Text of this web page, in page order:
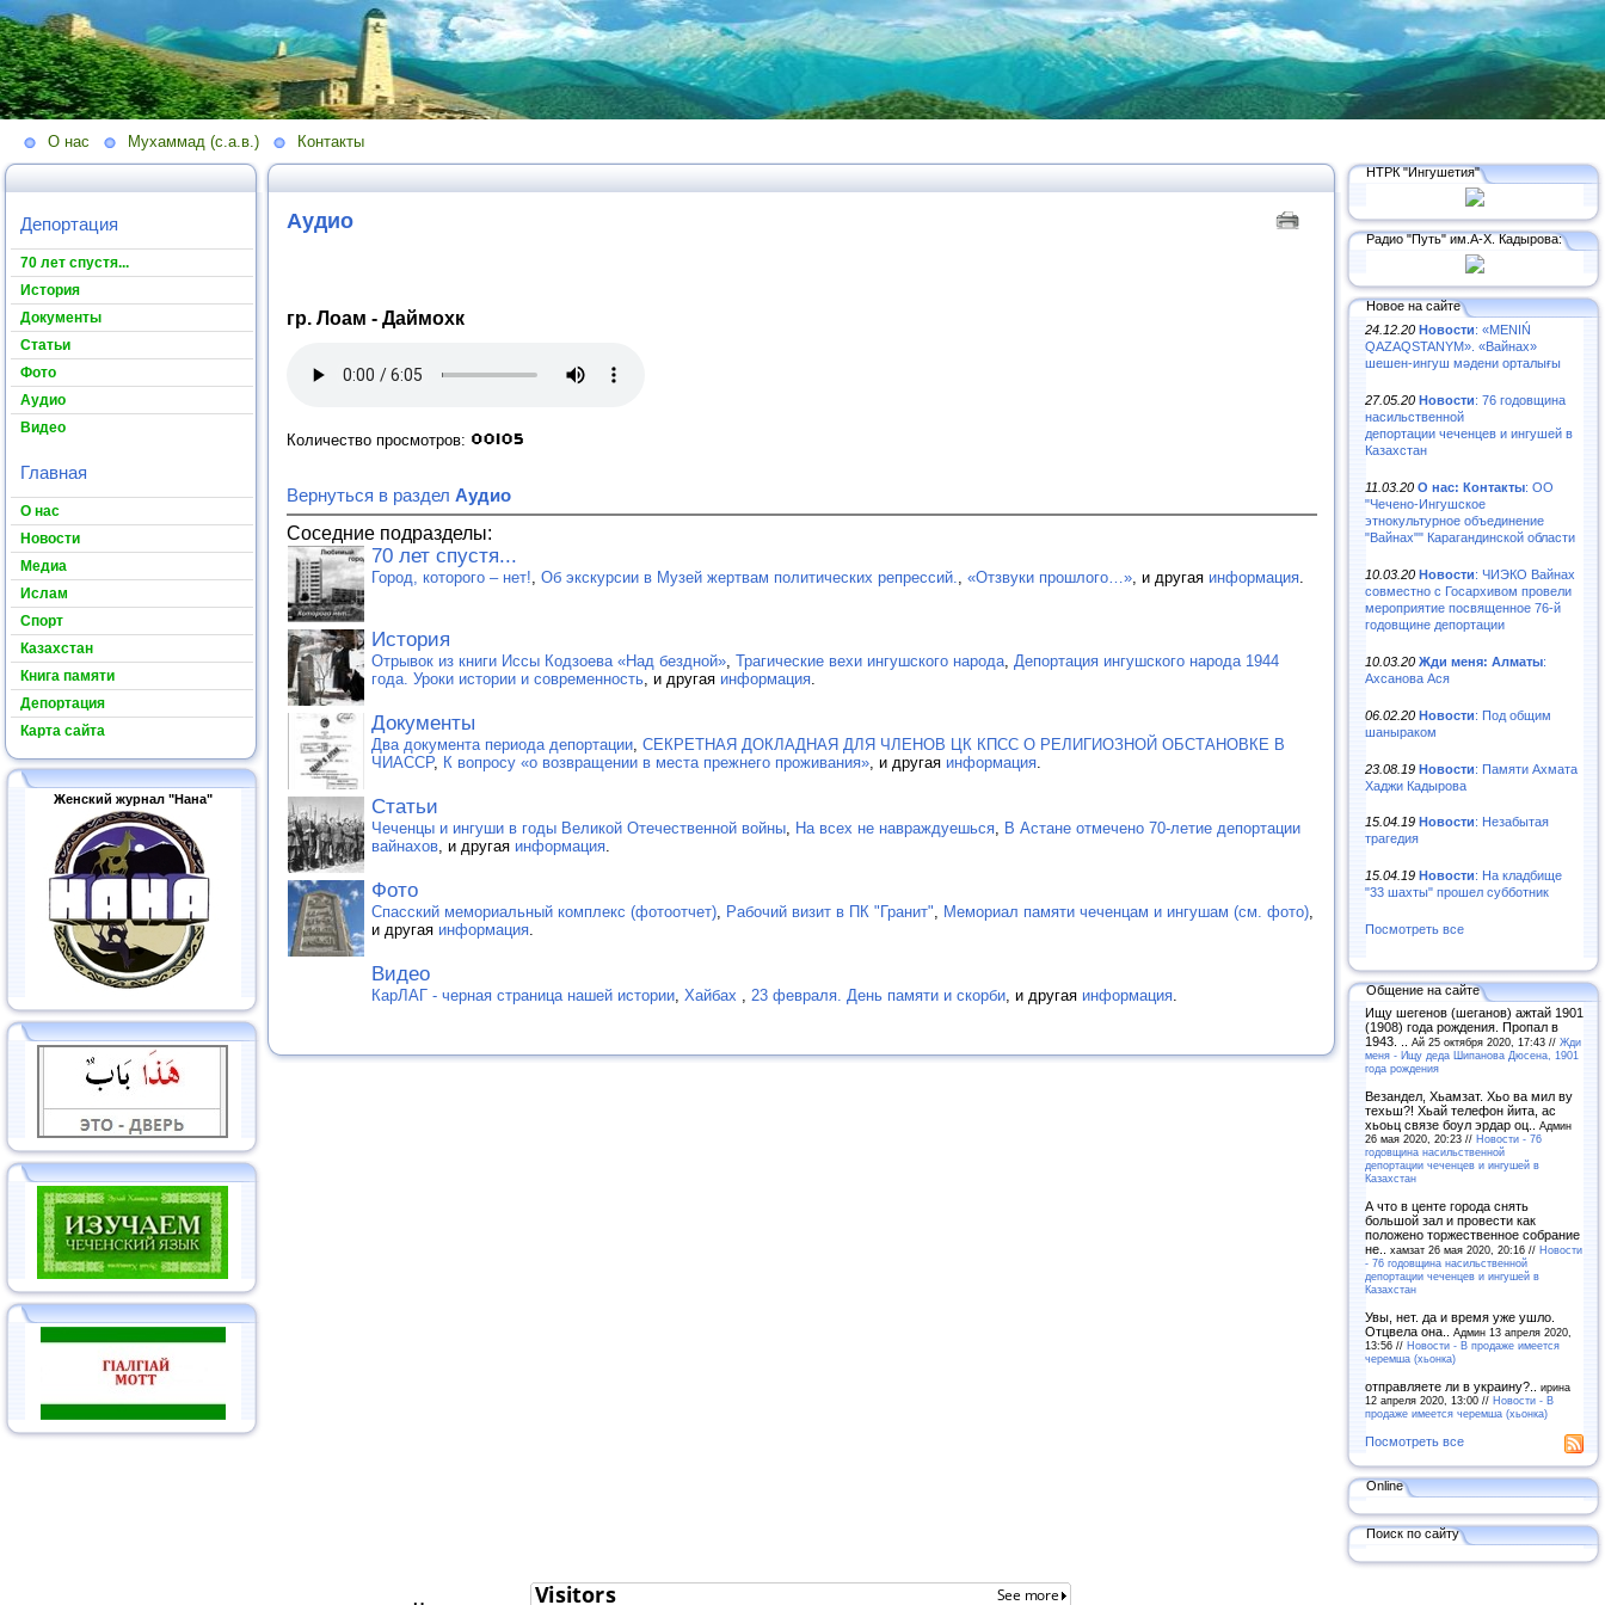
О нас Мухаммад (с.а.в.) Контакты
Депортация
70 лет спустя...
История
Документы
Статьи
Фото
Аудио
Видео
Главная
О нас
Новости
Медиа
Ислам
Спорт
Казахстан
Книга памяти
Депортация
Карта сайта
Женский журнал "Нана"
Аудио
гр. Лоам - Даймохк
Количество просмотров:
Вернуться в раздел Аудио
Соседние подразделы:
70 лет спустя...
Город, которого – нет!, Об экскурсии в Музей жертвам политических репрессий., «Отзвуки прошлого…», и другая информация.
История
Отрывок из книги Иссы Кодзоева «Над бездной», Трагические вехи ингушского народа, Депортация ингушского народа 1944
года. Уроки истории и современность, и другая информация.
Документы
Два документа периода депортации, СЕКРЕТНАЯ ДОКЛАДНАЯ ДЛЯ ЧЛЕНОВ ЦК КПСС О РЕЛИГИОЗНОЙ ОБСТАНОВКЕ В
ЧИАССР, К вопросу «о возвращении в места прежнего проживания», и другая информация.
Статьи
Чеченцы и ингуши в годы Великой Отечественной войны, На всех не навраждуешься, В Астане отмечено 70-летие депортации
вайнахов, и другая информация.
Фото
Спасский мемориальный комплекс (фотоотчет), Рабочий визит в ПК "Гранит", Мемориал памяти чеченцам и ингушам (см. фото),
и другая информация.
Видео
КарЛАГ - черная страница нашей истории, Хайбах , 23 февраля. День памяти и скорби, и другая информация.
НТРК "Ингушетия"
Радио "Путь" им.А-Х. Кадырова:
Новое на сайте
24.12.20 Новости: «MENIŃ
QAZAQSTANYM». «Вайнах»
шешен-ингуш мәдени орталығы
27.05.20 Новости: 76 годовщина
насильственной
депортации чеченцев и ингушей в
Казахстан
11.03.20 О нас: Контакты: ОО
"Чечено-Ингушское
этнокультурное объединение
"Вайнах"" Карагандинской области
10.03.20 Новости: ЧИЭКО Вайнах
совместно с Госархивом провели
мероприятие посвященное 76-й
годовщине депортации
10.03.20 Жди меня: Алматы:
Ахсанова Ася
06.02.20 Новости: Под общим
шаныраком
23.08.19 Новости: Памяти Ахмата
Хаджи Кадырова
15.04.19 Новости: Незабытая
трагедия
15.04.19 Новости: На кладбище
"33 шахты" прошел субботник
Посмотреть все
Общение на сайте
Ищу шегенов (шеганов) ажтай 1901
(1908) года рождения. Пропал в
1943. .. Ай 25 октября 2020, 17:43 // Жди
меня - Ищу деда Шипанова Дюсена, 1901
года рождения
Везандел, Хьамзат. Хьо ва мил ву
техьш?! Хьай телефон йита, ас
хьоьц связе боул эрдар оц.. Админ
26 мая 2020, 20:23 // Новости - 76
годовщина насильственной
депортации чеченцев и ингушей в
Казахстан
А что в центе города снять
большой зал и провести как
положено торжественное собрание
не.. хамзат 26 мая 2020, 20:16 // Новости
- 76 годовщина насильственной
депортации чеченцев и ингушей в
Казахстан
Увы, нет. да и время уже ушло.
Отцвела она.. Админ 13 апреля 2020,
13:56 // Новости - В продаже имеется
черемша (хьонка)
отправляете ли в украину?.. ирина
12 апреля 2020, 13:00 // Новости - В
продаже имеется черемша (хьонка)
Посмотреть все
Online
Поиск по сайту